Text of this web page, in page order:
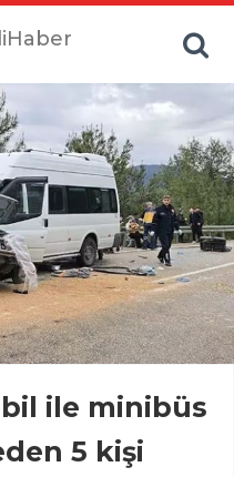
ile minibüs
5 kişi